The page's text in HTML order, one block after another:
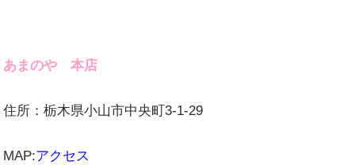
あまのや 本店
住所：栃木県小山市中央町3-1-29
MAP:アクセス